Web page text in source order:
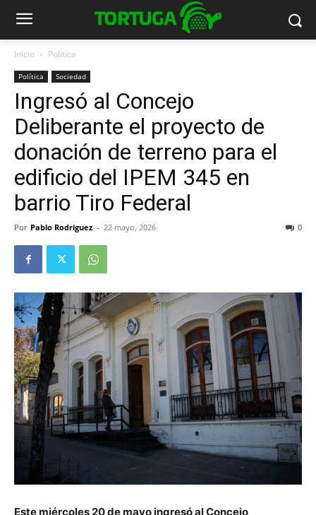
Inicio Política
Política Sociedad
Ingresó al Concejo
Deliberante el proyecto de
donación de terreno para el
edificio del IPEM 345 en
barrio Tiro Federal
Por Pablo Rodriguez - 22 mayo, 2026 0
Este miércoles 20 de mayo ingresó al Concejo